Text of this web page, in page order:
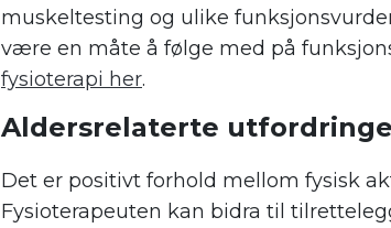
muskeltesting og ulike
være en måte å følge med på
fysioterapi her.
Aldersrelaterte
Det er positivt forhold mellom fysisk
Fysioterapeuten kan bidra til